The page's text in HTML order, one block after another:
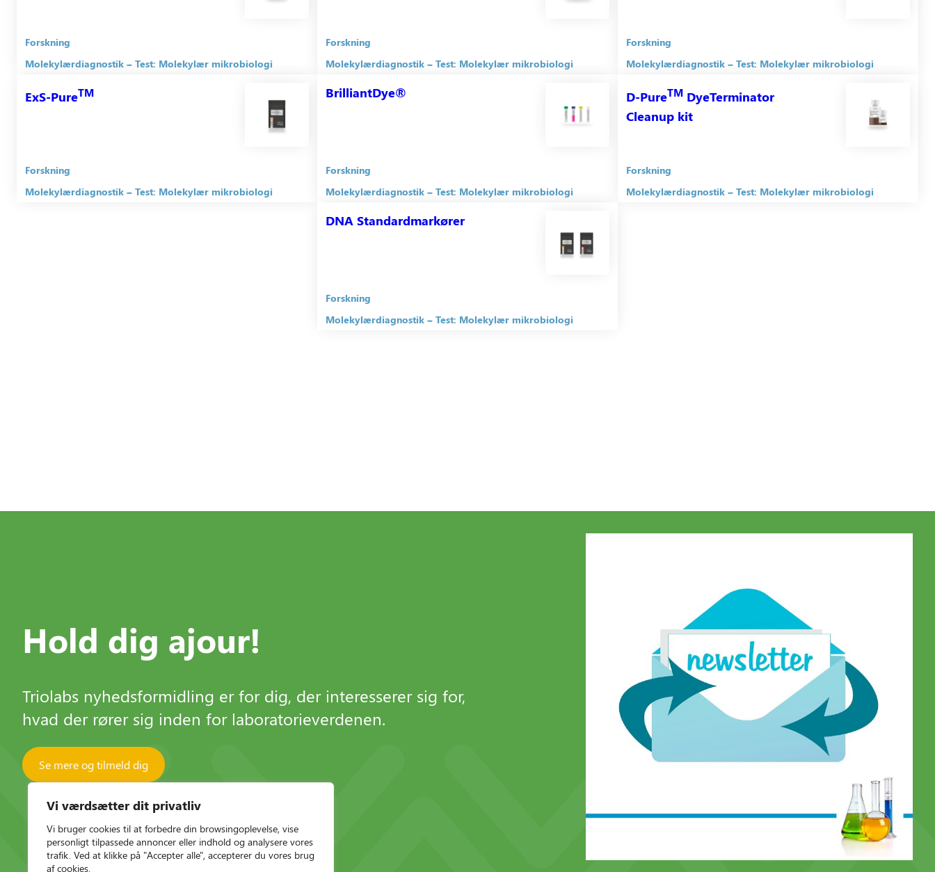
Vi værdsætter dit privatliv
Vi bruger cookies til at forbedre din browsingoplevelse, vise
personligt tilpassede annoncer eller indhold og analysere vores
trafik. Ved at klikke på "Accepter alle", accepterer du vores brug
af cookies.
Forskning
Molekylærdiagnostik
Test: Molekylær mikrobiologi
Forskning
Molekylærdiagnostik
Test: Molekylær mikrobiologi
Forskning
Molekylærdiagnostik
Test: Molekylær mikrobiologi
ExS-PureTM
Forskning
Molekylærdiagnostik
Test: Molekylær mikrobiologi
BrilliantDye®
Forskning
Molekylærdiagnostik
Test: Molekylær mikrobiologi
D-PureTM DyeTerminator
Cleanup kit
Forskning
Molekylærdiagnostik
Test: Molekylær mikrobiologi
DNA Standardmarkører
Forskning
Molekylærdiagnostik
Test: Molekylær mikrobiologi
Hold dig ajour!
Triolabs nyhedsformidling er for dig, der interesserer sig for,
hvad der rører sig inden for laboratorieverdenen.
Se mere og tilmeld dig